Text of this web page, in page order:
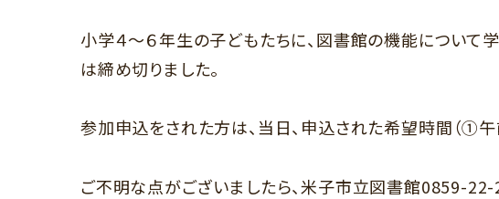
小学４～６年生の子どもたちに、図書館の機能について
は締め切りました。
参加申込をされた方は、当日、申込された希望時間（①午
ご不明な点がございましたら、米子市立図書館0859-22-